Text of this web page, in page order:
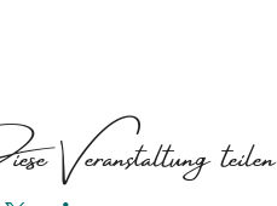
Veranstaltung teilen